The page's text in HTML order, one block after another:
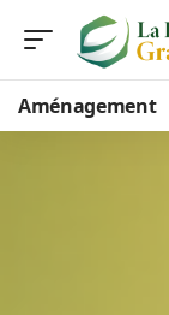
Aménagement